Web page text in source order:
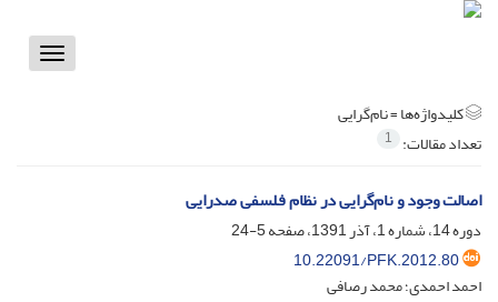
Toggle
کلیدواژه‌ها =نام‌گرایی
تعداد مقالات: 1
اصالت وجود و نام‌گرایی در نظام فلسفی صدرایی
دوره 14، شماره 1، آذر 1391، صفحه
5-24
10.22091/PFK.2012.80
احمد احمدی؛ محمد رصافی